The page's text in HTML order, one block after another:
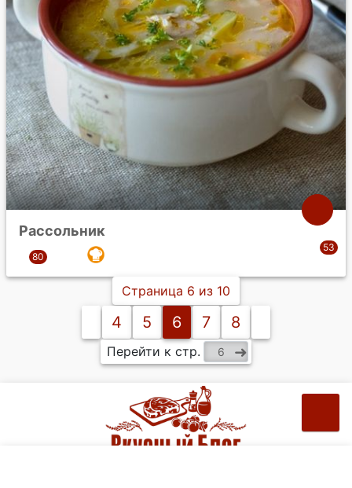
Рассольник
Страница 6 из 10
4 5 6 7 8
Перейти к стр.